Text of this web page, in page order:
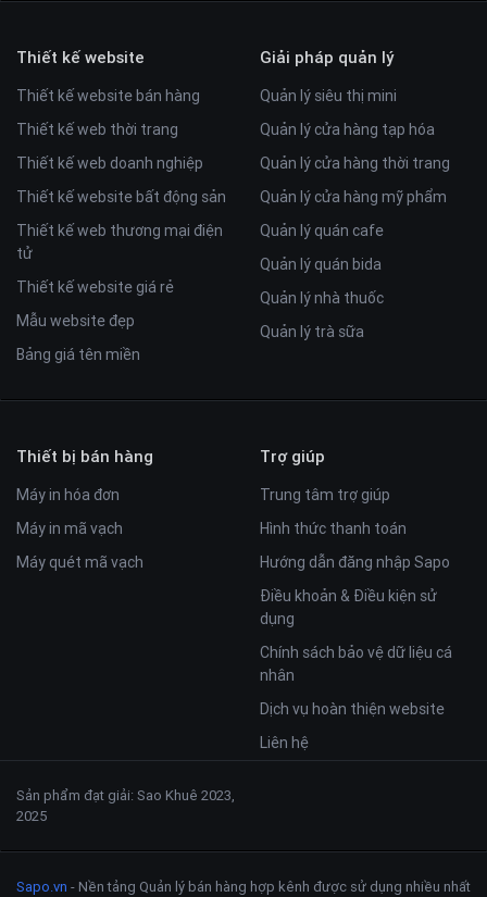
Thiết kế website
Thiết kế website bán hàng
Thiết kế web thời trang
Thiết kế web doanh nghiệp
Thiết kế website bất động sản
Thiết kế web thương mại điện
tử
Thiết kế website giá rẻ
Mẫu website đẹp
Bảng giá tên miền
Giải pháp quản lý
Quản lý siêu thị mini
Quản lý cửa hàng tạp hóa
Quản lý cửa hàng thời trang
Quản lý cửa hàng mỹ phẩm
Quản lý quán cafe
Quản lý quán bida
Quản lý nhà thuốc
Quản lý trà sữa
Thiết bị bán hàng
Máy in hóa đơn
Máy in mã vạch
Máy quét mã vạch
Trợ giúp
Trung tâm trợ giúp
Hình thức thanh toán
Hướng dẫn đăng nhập Sapo
Điều khoản & Điều kiện sử
dụng
Chính sách bảo vệ dữ liệu cá
nhân
Dịch vụ hoàn thiện website
Liên hệ
Sapo.vn - Nền tảng Quản lý bán hàng hợp kênh được sử dụng nhiều nhất
Sản phẩm đạt giải: Sao Khuê 2023,
2025